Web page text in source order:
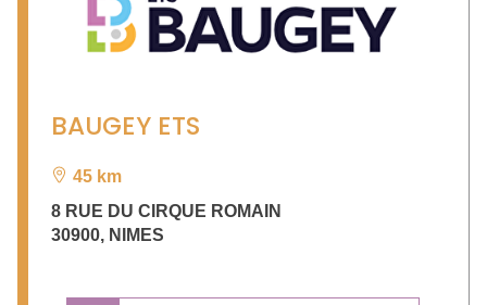
BAUGEY ETS
45 km
8 RUE DU CIRQUE ROMAIN
30900, NIMES